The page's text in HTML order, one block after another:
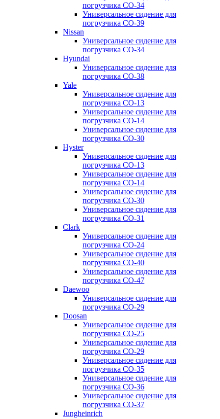
погрузчика CO-34
Универсальное сидение для
погрузчика CO-39
Nissan
Универсальное сидение для
погрузчика CO-34
Hyundai
Универсальное сидение для
погрузчика CO-38
Yale
Универсальное сидение для
погрузчика CO-13
Универсальное сидение для
погрузчика CO-14
Универсальное сидение для
погрузчика CO-30
Hyster
Универсальное сидение для
погрузчика CO-13
Универсальное сидение для
погрузчика CO-14
Универсальное сидение для
погрузчика CO-30
Универсальное сидение для
погрузчика CO-31
Clark
Универсальное сидение для
погрузчика CO-24
Универсальное сидение для
погрузчика CO-40
Универсальное сидение для
погрузчика CO-47
Daewoo
Универсальное сидение для
погрузчика CO-29
Doosan
Универсальное сидение для
погрузчика CO-25
Универсальное сидение для
погрузчика CO-29
Универсальное сидение для
погрузчика CO-35
Универсальное сидение для
погрузчика CO-36
Универсальное сидение для
погрузчика CO-37
Jungheinrich